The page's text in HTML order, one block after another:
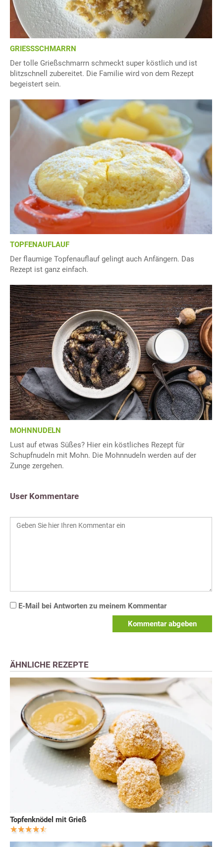
GRIESSSCHMARRN
Der tolle Grießschmarrn schmeckt super köstlich und ist
blitzschnell zubereitet. Die Familie wird von dem Rezept
begeistert sein.
TOPFENAUFLAUF
Der flaumige Topfenauflauf gelingt auch Anfängern. Das
Rezept ist ganz einfach.
MOHNNUDELN
Lust auf etwas Süßes? Hier ein köstliches Rezept für
Schupfnudeln mit Mohn. Die Mohnnudeln werden auf der
Zunge zergehen.
User Kommentare
E-Mail bei Antworten zu meinem Kommentar
Kommentar abgeben
ÄHNLICHE REZEPTE
Topfenknödel mit Grieß